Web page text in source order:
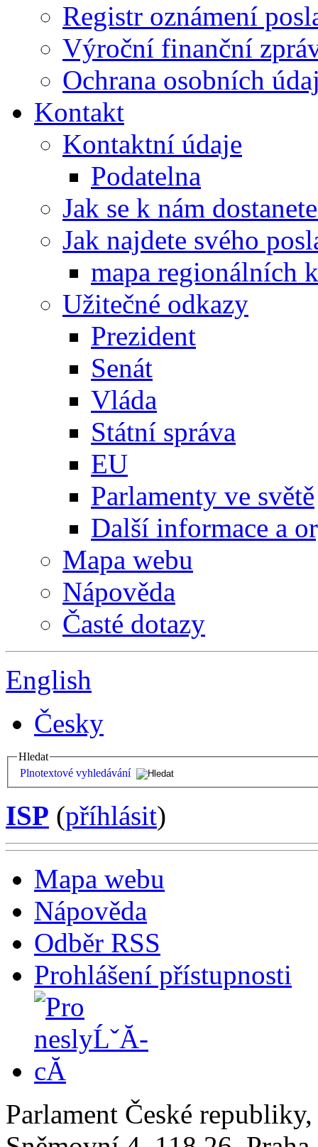
Registr oznámení
Výroční finanční
Ochrana osobních
Kontakt
Kontaktní údaje
Podatelna
Jak se k nám
Jak najdete svého
mapa regionálních
Užitečné odkazy
Prezident
Senát
Vláda
Státní správa
EU
Parlamenty ve světě
Další informace a
Mapa webu
Nápověda
Časté dotazy
English
Česky
Hledat
Plnotextové vyhledávání
ISP (příhlásit)
Mapa webu
Nápověda
Odběr RSS
Prohlášení přístupnosti
Parlament České